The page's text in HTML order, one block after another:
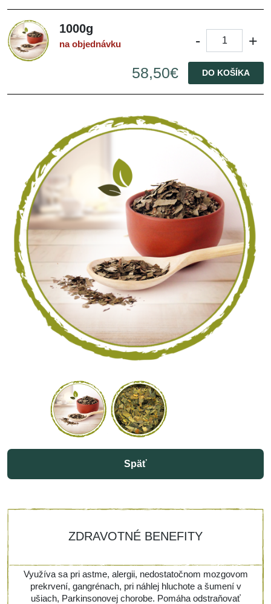
1000g
na objednávku -
+
58,50€
DO KOŠÍKA
Späť
ZDRAVOTNÉ BENEFITY
Využíva sa pri astme, alergii, nedostatočnom mozgovom
prekrvení, gangrénach, pri náhlej hluchote a šumení v
ušiach, Parkinsonovej chorobe. Pomáha odstraňovať